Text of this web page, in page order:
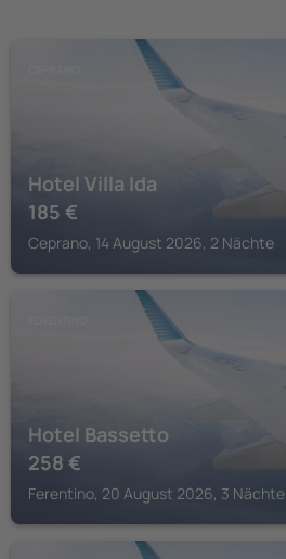
Hotel Villa Ida
185 €
Ceprano, 14 August 2026, 2 Nächte
Hotel Bassetto
258 €
Ferentino, 20 August 2026, 3 Nächte